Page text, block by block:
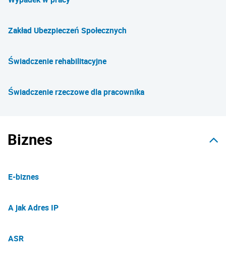
Zakład Ubezpieczeń Społecznych
Świadczenie rehabilitacyjne
Świadczenie rzeczowe dla pracownika
Biznes
E-biznes
A jak Adres IP
ASR